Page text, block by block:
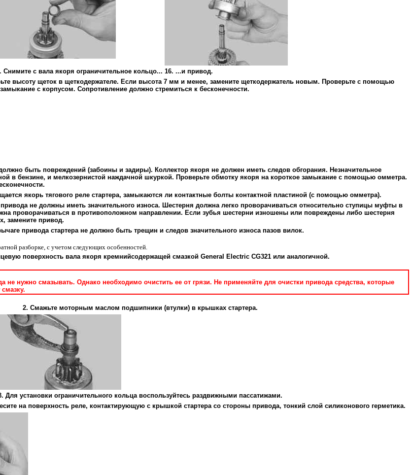
Снимите с вала якоря ограничительное кольцо... 16. ...и привод.
высоту щеток в щеткодержателе. Если высота 7 мм и менее, замените щеткодержатель новым. Проверьте с помощью
с корпусом. Сопротивление должно стремиться к бесконечности.
быть повреждений (забоины и задиры). Коллектор якоря не должен иметь следов обгорания. Незначительное
в бензине, и мелкозернистой наждачной шкуркой. Проверьте обмотку якоря на короткое замыкание с помощью омметра.
якорь тягового реле стартера, замыкаются ли контактные болты контактной пластиной (с помощью омметра).
не должны иметь значительного износа. Шестерня должна легко проворачиваться относительно ступицы муфты в
проворачиваться в противоположном направлении. Если зубья шестерни изношены или повреждены либо шестерня
замените привод.
привода стартера не должно быть трещин и следов значительного износа пазов вилок.
разборке, с учетом следующих особенностей.
поверхность вала якоря кремнийсодержащей смазкой General Electric CG321 или аналогичной.
не нужно смазывать. Однако необходимо очистить ее от грязи. Не применяйте для очистки привода средства, которые
2. Смажьте моторным маслом подшипники (втулки) в крышках стартера.
Для установки ограничительного кольца воспользуйтесь раздвижными пассатижами.
на поверхность реле, контактирующую с крышкой стартера со стороны привода, тонкий слой силиконового герметика.